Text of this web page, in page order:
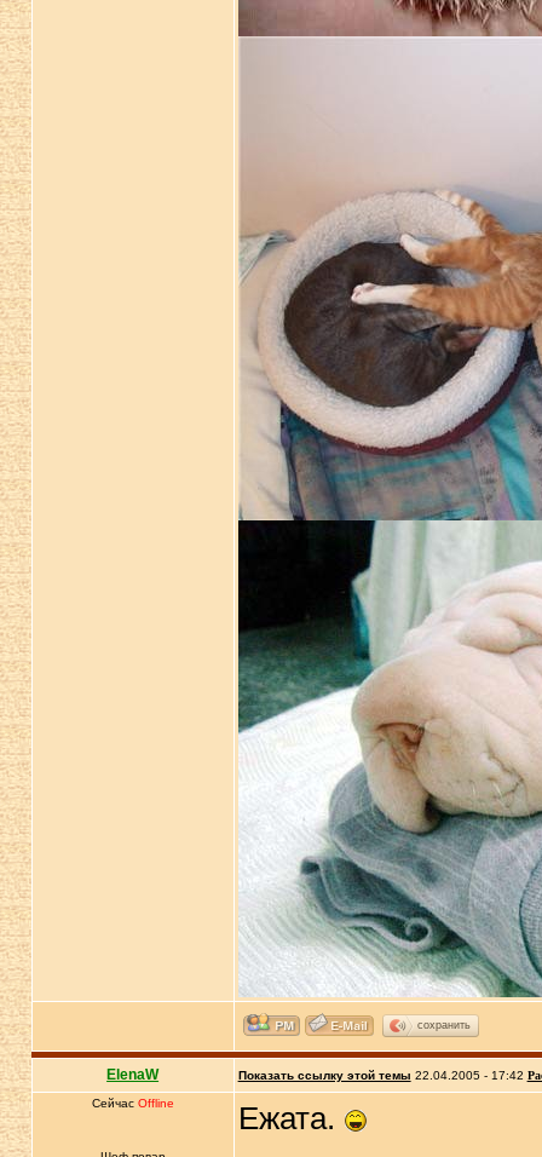
сохранить
ElenaW Показать ссылку этой темы 22.04.2005 - 17:42
Сейчас Offline Ежата.